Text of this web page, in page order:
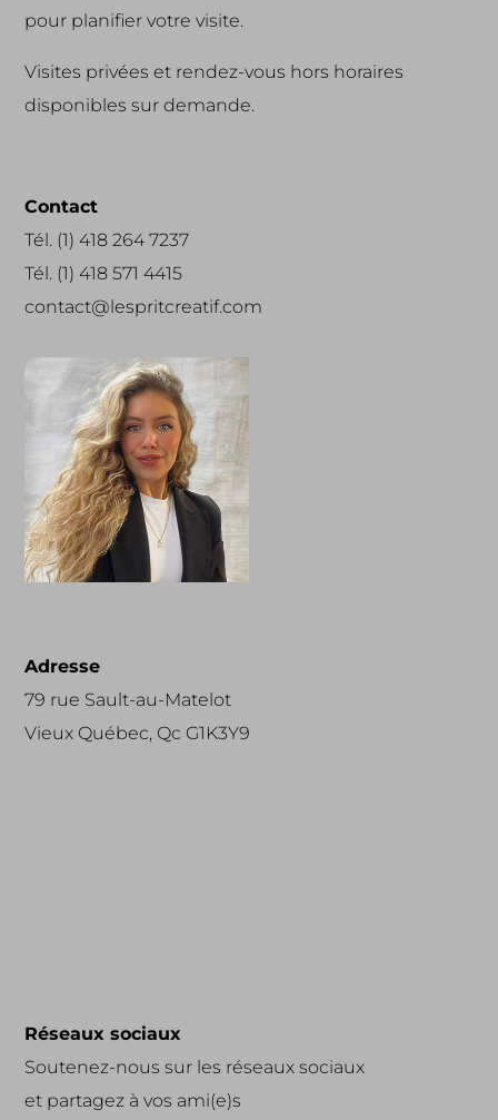
pour planifier votre visite.
Visites privées et rendez-vous hors horaires
disponibles sur demande.
Contact
Tél. (1) 418 264 7237
Tél. (1) 418 571 4415
contact@lespritcreatif.com
Adresse
79 rue Sault-au-Matelot
Vieux Québec, Qc G1K3Y9
Réseaux sociaux
Soutenez-nous sur les réseaux sociaux
et partagez à vos ami(e)s